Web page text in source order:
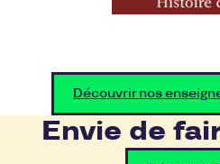
Découvrir nos
Envie de